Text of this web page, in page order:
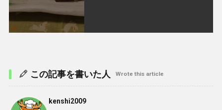
この記事を書いた人 Wrote this article
kenshi2009